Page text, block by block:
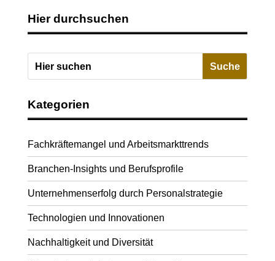
Hier durchsuchen
Kategorien
Fachkräftemangel und Arbeitsmarkttrends
Branchen-Insights und Berufsprofile
Unternehmenserfolg durch Personalstrategie
Technologien und Innovationen
Nachhaltigkeit und Diversität